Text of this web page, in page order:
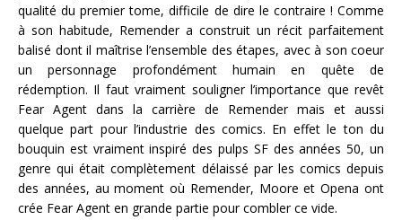
qualité du premier tome, difficile de dire le contraire ! Comme
à son habitude, Remender a construit un récit parfaitement
balisé dont il maîtrise l’ensemble des étapes, avec à son coeur
un personnage profondément humain en quête de
rédemption. Il faut vraiment souligner l’importance que revêt
Fear Agent dans la carrière de Remender mais et aussi
quelque part pour l’industrie des comics. En effet le ton du
bouquin est vraiment inspiré des pulps SF des années 50, un
genre qui était complètement délaissé par les comics depuis
des années, au moment où Remender, Moore et Opena ont
crée Fear Agent en grande partie pour combler ce vide.